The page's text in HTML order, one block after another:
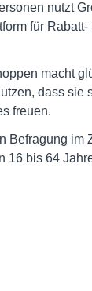
nutzt
für
macht
dass
freuen.
Befragung im
16 bis 64